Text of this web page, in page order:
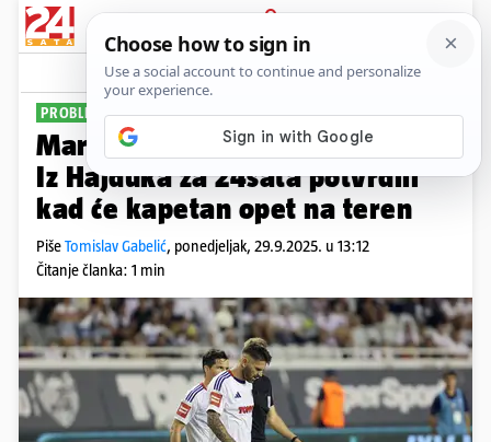
PRIJAVA
Sport Komentari
PROBLEM ZA 'BILE'
Marko Livaja je teže ozlijeđen.
Iz Hajduka za 24sata potvrdili
kad će kapetan opet na teren
PišeTomislav Gabelić, ponedjeljak, 29.9.2025. u 13:12
Čitanje članka: 1 min